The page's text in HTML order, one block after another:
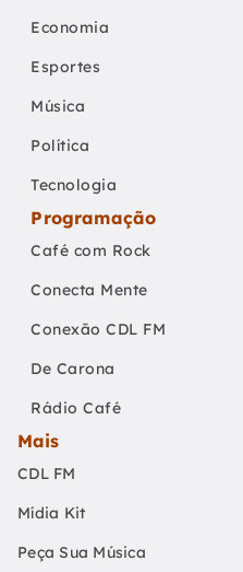
Economia
Esportes
Música
Política
Tecnologia
Programação
Café com Rock
Conecta Mente
Conexão CDL FM
De Carona
Rádio Café
Mais
CDL FM
Mídia Kit
Peça Sua Música